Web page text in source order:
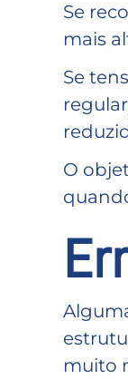
Se
mais
Se
O
muito